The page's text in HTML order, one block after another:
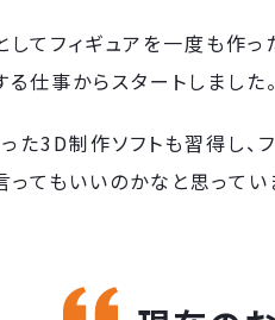
てフィギュアを一度も作
仕事からスタートしました。
た3D制作ソフトも習得し、
ってもいいのかなと思ってい